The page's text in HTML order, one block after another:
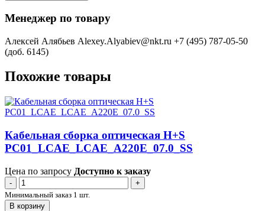
Менеджер по товару
Алексей Алябьев Alexey.Alyabiev@nkt.ru +7 (495) 787-05-50
(доб. 6145)
Похожие товары
Кабельная сборка оптическая H+S
PC01_LCAE_LCAE_A220E_07.0_SS
Цена по запросу Доступно к заказу
-
+
Минимальный заказ 1 шт.
В корзину